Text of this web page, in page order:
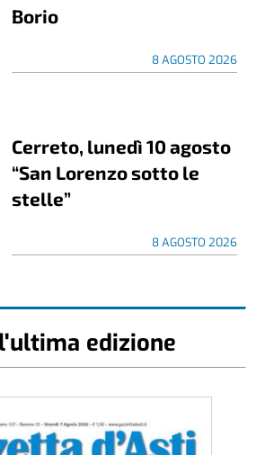
Borio
8 AGOSTO 2026
Cerreto, lunedì 10 agosto
“San Lorenzo sotto le
stelle”
8 AGOSTO 2026
edizione